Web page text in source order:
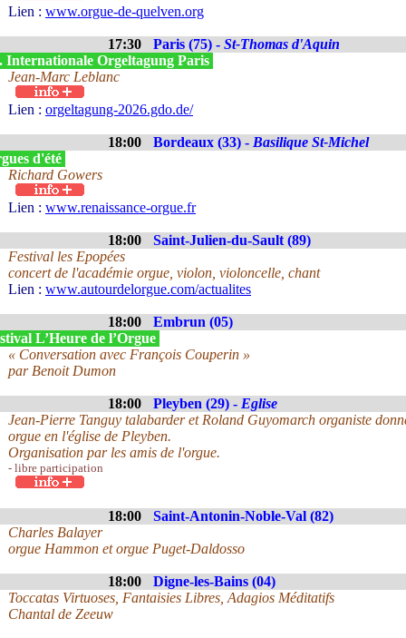
Lien : www.orgue-de-quelven.org
17:30 Paris (75) - St-Thomas d'Aquin
Internationale Orgeltagung Paris
Jean-Marc Leblanc
Lien : orgeltagung-2026.gdo.de/
18:00 Bordeaux (33) - Basilique St-Michel
d'été
Richard Gowers
Lien : www.renaissance-orgue.fr
18:00 Saint-Julien-du-Sault (89)
Festival les Epopées
concert de l'académie orgue, violon, violoncelle, chant
Lien : www.autourdelorgue.com/actualites
18:00 Embrun (05)
L’Heure de l’Orgue
« Conversation avec François Couperin »
par Benoit Dumon
18:00 Pleyben (29) - Eglise
Jean-Pierre Tanguy talabarder et Roland Guyomarch organiste
orgue en l'église de Pleyben.
Organisation par les amis de l'orgue.
- libre participation
18:00 Saint-Antonin-Noble-Val (82)
Charles Balayer
orgue Hammon et orgue Puget-Daldosso
18:00 Digne-les-Bains (04)
Toccatas Virtuoses, Fantaisies Libres, Adagios Méditatifs
Chantal de Zeeuw